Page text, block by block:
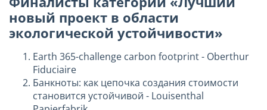
новый проект в области
экологической устойчивости»
Earth 365-challenge carbon footprint - Oberthur
Fiduciaire
Банкноты: как цепочка создания стоимости
становится устойчивой - Louisenthal